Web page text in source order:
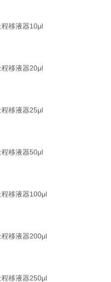
移液器10μl
移液器20μl
移液器25μl
移液器50μl
移液器100μl
移液器200μl
移液器250μl